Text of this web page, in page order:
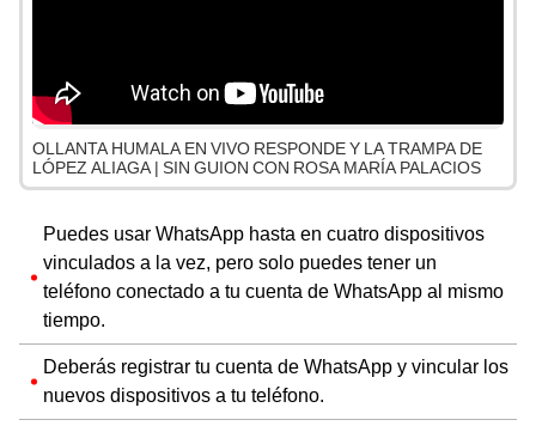
OLLANTA HUMALA EN VIVO RESPONDE Y LA TRAMPA DE
LÓPEZ ALIAGA | SIN GUION CON ROSA MARÍA PALACIOS
Puedes usar WhatsApp hasta en cuatro dispositivos
vinculados a la vez, pero solo puedes tener un
teléfono conectado a tu cuenta de WhatsApp al mismo
tiempo.
Deberás registrar tu cuenta de WhatsApp y vincular los
nuevos dispositivos a tu teléfono.